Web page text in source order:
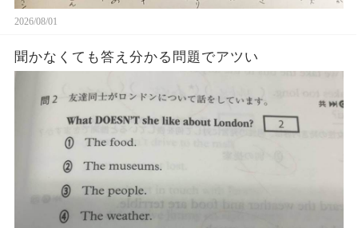
2026/08/01
聞かなくても答え分かる問題でアツい